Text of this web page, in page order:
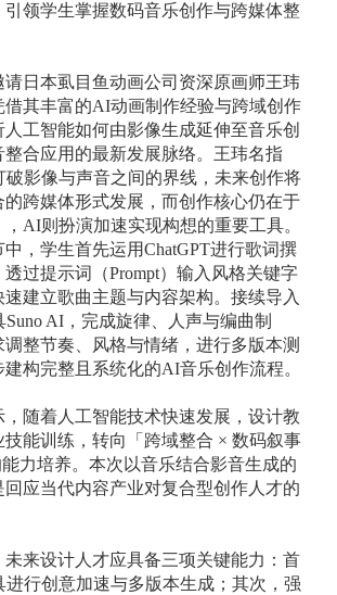
领学生掌握数码音乐创作与跨媒体整
日本虱目鱼动画公司资深原画师王玮
借其丰富的AI动画制作经验与跨域创作
工智能如何由影像生成延伸至音乐创
合应用的最新发展脉络。王玮名指
破影像与声音之间的界线，未来创作将
跨媒体形式发展，而创作核心仍在于
，AI则扮演加速实现构想的重要工具。
，学生首先运用ChatGPT进行歌词撰
过提示词（Prompt）输入风格关键字
建立歌曲主题与内容架构。接续导入
AI，完成旋律、人声与编曲制
整节奏、风格与情绪，进行多版本测
构完整且系统化的AI音乐创作流程。
随着人工智能技术快速发展，设计教
能训练，转向「跨域整合 × 数码叙事
力培养。本次以音乐结合影音生成的
应当代内容产业对复合型创作人才的
来设计人才应具备三项关键能力：首
行创意加速与多版本生成；其次，强